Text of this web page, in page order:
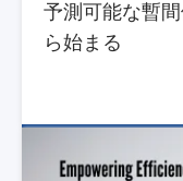
予測可能な暫
ら始まる